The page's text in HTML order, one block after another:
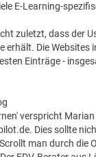
E-Learning-
zuletzt, dass der
erhält. Die Websites
Einträge -
verspricht
Dies sollte
man durch die